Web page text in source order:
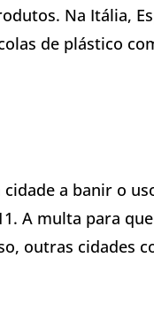
Na Itália,
de plástico
a banir o
A multa para
outras cidades